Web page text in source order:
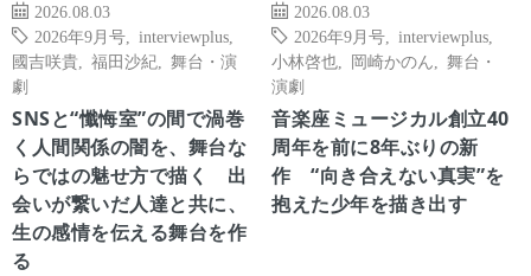
2026.08.03
2026年9月号
interviewplus
國吉咲貴
福田沙紀
舞台・演
劇
SNSと“懺悔室”の間で渦巻
く人間関係の闇を、舞台な
らではの魅せ方で描く 出
会いが繋いだ人達と共に、
生の感情を伝える舞台を作
る
2026.08.03
2026年9月号
interviewplus
小林啓也
岡崎かのん
舞台・
演劇
音楽座ミュージカル創立40
周年を前に8年ぶりの新
作 “向き合えない真実”を
抱えた少年を描き出す